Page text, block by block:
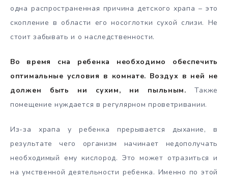
одна распространенная причина детского храпа – это
скопление в области его носоглотки сухой слизи. Не
стоит забывать и о наследственности.
Во время сна ребенка необходимо обеспечить
оптимальные условия в комнате. Воздух в ней не
должен быть ни сухим, ни пыльным. Также
помещение нуждается в регулярном проветривании.
Из-за храпа у ребенка прерывается дыхание, в
результате чего организм начинает недополучать
необходимый ему кислород. Это может отразиться и
на умственной деятельности ребенка. Именно по этой